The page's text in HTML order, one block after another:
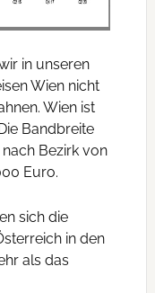
in unseren
Wien nicht
Wien ist
Bandbreite
Bezirk von
Euro.
sich die
in den
als das